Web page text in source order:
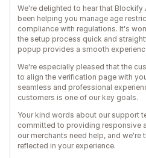
We're delighted to hear that
been helping you manage age
compliance with regulations. It's
the setup process quick and
popup provides a smooth
We're especially pleased that the
to align the verification page with
seamless and professional
customers is one of our key goals.
Your kind words about our support
committed to providing responsive
our merchants need help, and we're
reflected in your experience.